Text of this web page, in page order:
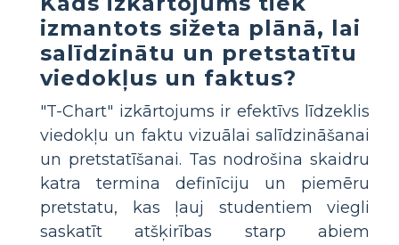
izmantots sižeta plānā, lai
salīdzinātu un pretstatītu
viedokļus un faktus?
"T-Chart" izkārtojums ir efektīvs līdzeklis
viedokļu un faktu vizuālai salīdzināšanai
un pretstatīšanai. Tas nodrošina skaidru
katra termina definīciju un piemēru
pretstatu, kas ļauj studentiem viegli
saskatīt atšķirības starp abiem